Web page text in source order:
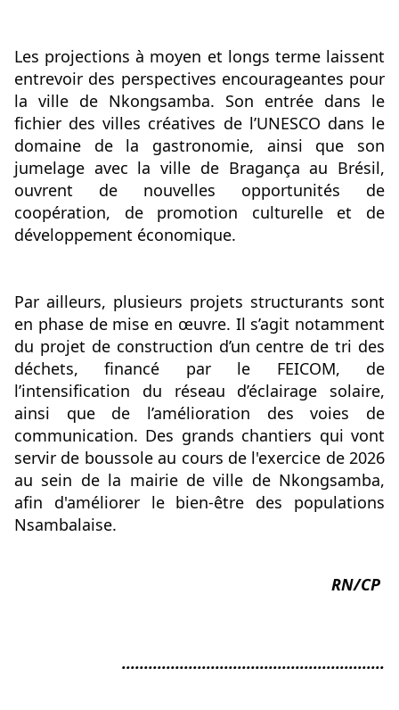
Les projections à moyen et longs terme laissent
entrevoir des perspectives encourageantes pour
la ville de Nkongsamba. Son entrée dans le
fichier des villes créatives de l’UNESCO dans le
domaine de la gastronomie, ainsi que son
jumelage avec la ville de Bragança au Brésil,
ouvrent de nouvelles opportunités de
coopération, de promotion culturelle et de
développement économique.
Par ailleurs, plusieurs projets structurants sont
en phase de mise en œuvre. Il s’agit notamment
du projet de construction d’un centre de tri des
déchets, financé par le FEICOM, de
l’intensification du réseau d’éclairage solaire,
ainsi que de l’amélioration des voies de
communication. Des grands chantiers qui vont
servir de boussole au cours de l'exercice de 2026
au sein de la mairie de ville de Nkongsamba,
afin d'améliorer le bien-être des populations
Nsambalaise.
RN/CP
...........................................................